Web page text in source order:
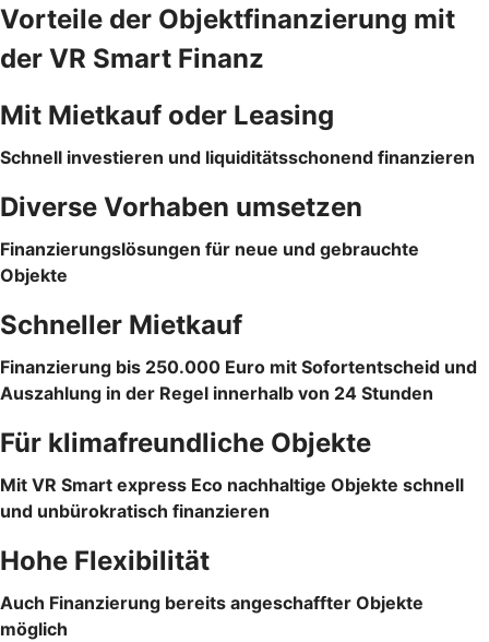
Vorteile der Objektfinanzierung mit
der VR Smart Finanz
Mit Mietkauf oder Leasing
Schnell investieren und liquiditätsschonend finanzieren
Diverse Vorhaben umsetzen
Finanzierungslösungen für neue und gebrauchte
Objekte
Schneller Mietkauf
Finanzierung bis 250.000 Euro mit Sofortentscheid und
Auszahlung in der Regel innerhalb von 24 Stunden
Für klimafreundliche Objekte
Mit VR Smart express Eco nachhaltige Objekte schnell
und unbürokratisch finanzieren
Hohe Flexibilität
Auch Finanzierung bereits angeschaffter Objekte
möglich